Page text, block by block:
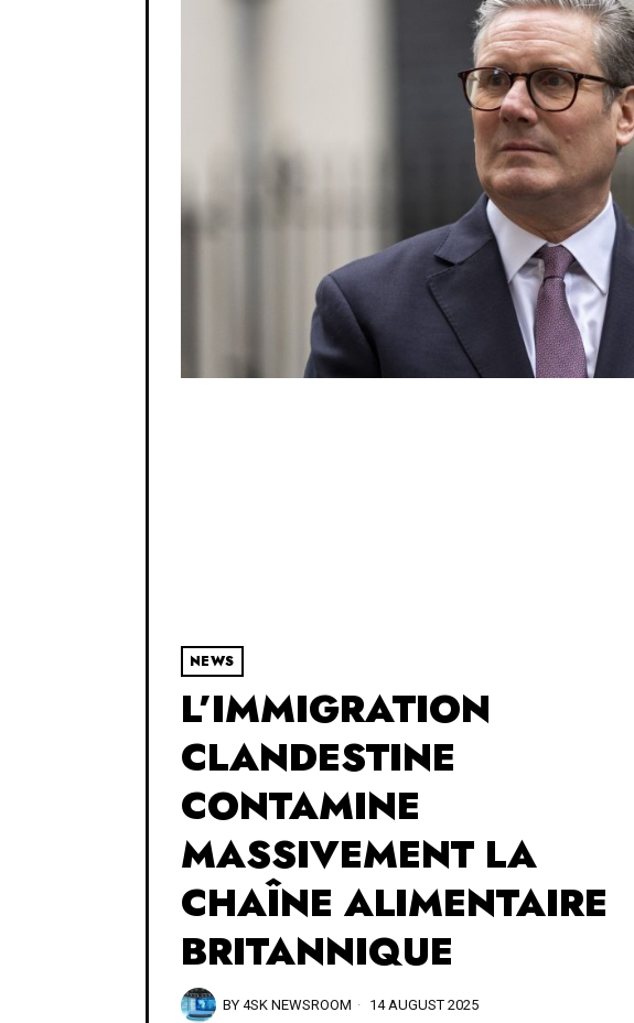
NEWS
L’IMMIGRATION
CLANDESTINE
CONTAMINE
MASSIVEMENT LA
CHAÎNE ALIMENTAIRE
BRITANNIQUE
BY 4SK NEWSROOM 14 AUGUST 2025